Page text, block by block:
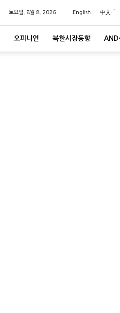
토요일, 8월 8, 2026 English 中文
오피니언 북한시장동향 AND